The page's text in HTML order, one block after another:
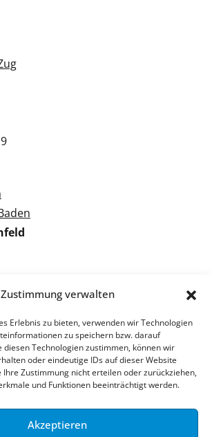
Zustimmung verwalten
Erlebnis zu bieten, verwenden wir Technologien
zu speichern bzw. darauf
diesen Technologien zustimmen, können wir
oder eindeutige IDs auf dieser Website
Ihre Zustimmung nicht erteilen oder zurückziehen,
und Funktionen beeinträchtigt werden.
Akzeptieren
AG